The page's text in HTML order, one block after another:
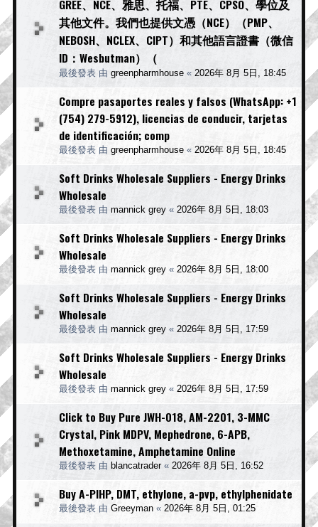
GREE、NCE、雅思、托福、PTE、CPSO、學位及
其他文件。我們也提供文憑（NCE）（PMP、
NEBOSH、NCLEX、CIPT）和其他語言證書（微信
ID：Wesbutman）（
最後發表 由 greenpharmhouse « 2026年 8月 5日, 18:45
Compre pasaportes reales y falsos (WhatsApp: +1
(754) 279-5912), licencias de conducir, tarjetas
de identificación; comp
最後發表 由 greenpharmhouse « 2026年 8月 5日, 18:45
Soft Drinks Wholesale Suppliers - Energy Drinks
Wholesale
最後發表 由 mannick grey « 2026年 8月 5日, 18:03
Soft Drinks Wholesale Suppliers - Energy Drinks
Wholesale
最後發表 由 mannick grey « 2026年 8月 5日, 18:00
Soft Drinks Wholesale Suppliers - Energy Drinks
Wholesale
最後發表 由 mannick grey « 2026年 8月 5日, 17:59
Soft Drinks Wholesale Suppliers - Energy Drinks
Wholesale
最後發表 由 mannick grey « 2026年 8月 5日, 17:59
Click to Buy Pure JWH-018, AM-2201, 3-MMC
Crystal, Pink MDPV, Mephedrone, 6-APB,
Methoxetamine, Amphetamine Online
最後發表 由 blancatrader« 2026年 8月 5日, 16:52
Buy A-PIHP, DMT, ethylone, a-pvp, ethylphenidate
最後發表 由 Greeyman « 2026年 8月 5日, 01:25